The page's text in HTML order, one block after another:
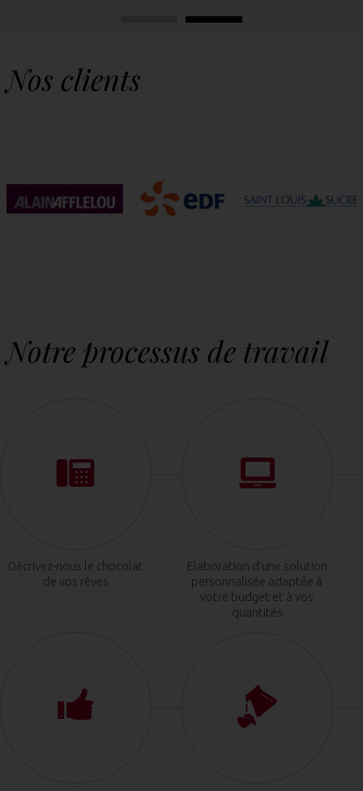
Nos clients
Notre processus de travail
Décrivez-nous le chocolat
de vos rêves
Elaboration d’une solution
personnalisée adaptée à
votre budget et à vos
quantités